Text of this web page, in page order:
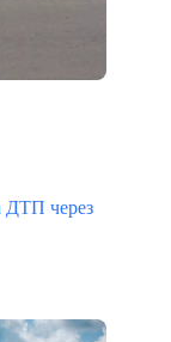
ДТП через